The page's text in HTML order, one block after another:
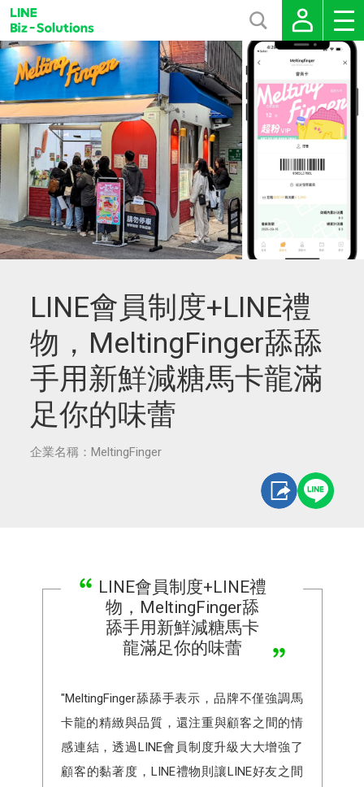
LINE會員制度+LINE禮
物，MeltingFinger舔舔
手用新鮮減糖馬卡龍滿
足你的味蕾
企業名稱：MeltingFinger
LINE會員制度+LINE禮
物，MeltingFinger舔
舔手用新鮮減糖馬卡
龍滿足你的味蕾
"MeltingFinger舔舔手表示，品牌不僅強調馬
卡龍的精緻與品質，還注重與顧客之間的情
感連結，透過LINE會員制度升級大大增強了
顧客的黏著度，LINE禮物則讓LINE好友之間